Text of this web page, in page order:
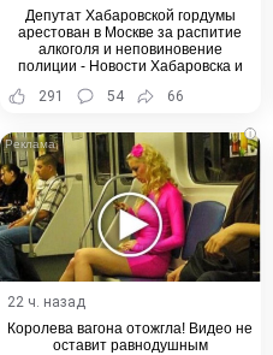
Депутат Хабаровской гордумы
арестован в Москве за распитие
алкоголя и неповиновение
полиции - Новости Хабаровска и
291 54 66
i
22 ч. назад
Королева вагона отожгла! Видео не
оставит равнодушным